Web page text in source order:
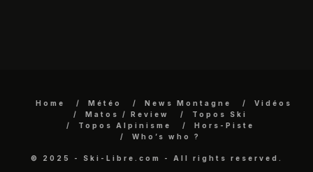
Home Météo News Montagne
Vidéos
Matos / Review
Topos Ski
Topos Alpinisme
Hors-Piste
Who’s who ?
© 2025 - Ski-Libre.com - All rights reserved.